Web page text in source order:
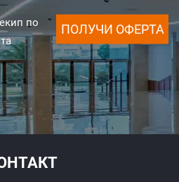
по
ПОЛУЧИ ОФЕРТА